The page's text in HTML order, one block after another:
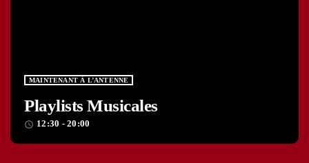
MAINTENANT À L’ANTENNE
Playlists Musicales
access_time 12:30 - 20:00